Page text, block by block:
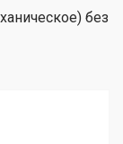
без